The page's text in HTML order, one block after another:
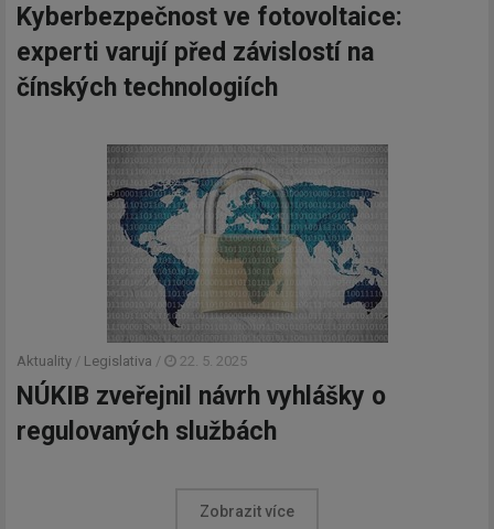
Kyberbezpečnost ve fotovoltaice:
experti varují před závislostí na
čínských technologiích
Aktuality / Legislativa / 22. 5. 2025
NÚKIB zveřejnil návrh vyhlášky o
regulovaných službách
Zobrazit více